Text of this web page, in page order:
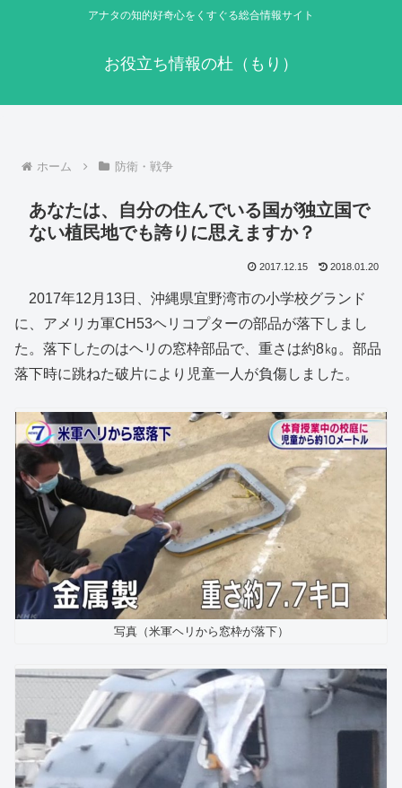
アナタの知的好奇心をくすぐる総合情報サイト
お役立ち情報の杜（もり）
ホーム 防衛・戦争
あなたは、自分の住んでいる国が独立国で
ない植民地でも誇りに思えますか？
2017.12.15 2018.01.20
2017年12月13日、沖縄県宜野湾市の小学校グランド
に、アメリカ軍CH53ヘリコプターの部品が落下しまし
た。落下したのはヘリの窓枠部品で、重さは約8㎏。部品
落下時に跳ねた破片により児童一人が負傷しました。
写真（米軍ヘリから窓枠が落下）